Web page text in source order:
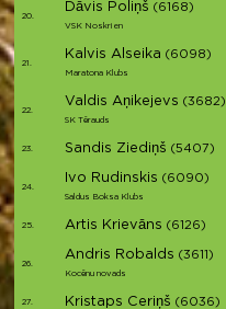
20.
Dāvis Poliņš (6168)
VSK Noskrien
21.
Kalvis Alseika (6098)
Maratona Klubs
22.
Valdis Aņikejevs (3682)
SK Tērauds
23. Sandis Ziediņš (5407)
24.
Ivo Rudinskis (6090)
Saldus Boksa Klubs
25. Artis Krievāns (6126)
26.
Andris Robalds (3611)
Kocēnu novads
27. Kristaps Ceriņš (6036)